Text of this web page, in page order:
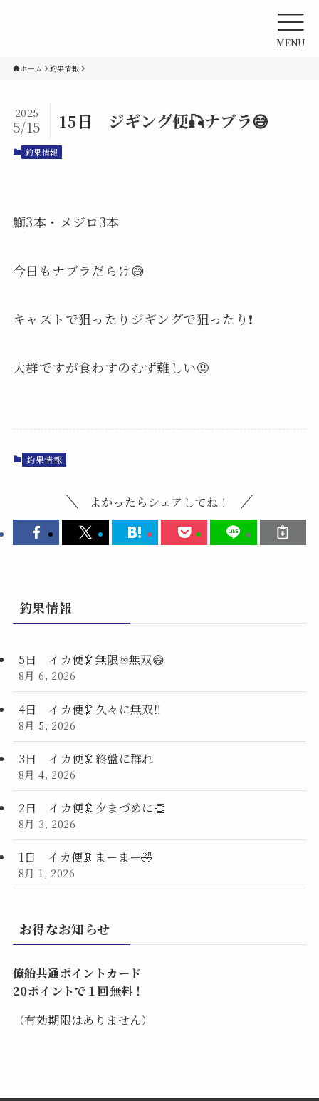
MENU
ホーム 釣果情報
15日 ジギング便🎣ナブラ😅
2025
5/15
釣果情報
鰤3本・メジロ3本
今日もナブラだらけ😅
キャストで狙ったりジギングで狙ったり❗️
大群ですが食わすのむず難しい🤨
釣果情報
よかったらシェアしてね！
釣果情報
5日 イカ便🦑無限♾️無双😅
8月 6, 2026
4日 イカ便🦑久々に無双‼️
8月 5, 2026
3日 イカ便🦑終盤に群れ
8月 4, 2026
2日 イカ便🦑夕まづめに👏
8月 3, 2026
1日 イカ便🦑まーまー🤣
8月 1, 2026
お得なお知らせ
僚船共通ポイントカード
20ポイントで１回無料！
（有効期限はありません）